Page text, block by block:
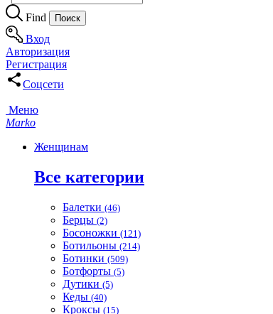
Find
Вход
Авторизация
Регистрация
Соцсети
Меню
Marko
Женщинам
Все категории
Балетки (46)
Берцы (2)
Босоножки (121)
Ботильоны (214)
Ботинки (509)
Ботфорты (5)
Дутики (5)
Кеды (40)
Кроксы (15)